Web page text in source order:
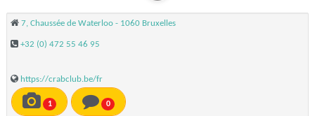
7, Chaussée de Waterloo - 1060 Bruxelles
+32 (0) 472 55 46 95
https://crabclub.be/fr
1 0